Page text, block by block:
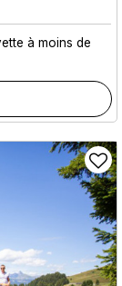
à moins de